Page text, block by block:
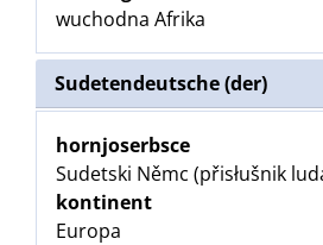
wuchodna Afrika
Sudetendeutsche (der)
hornjoserbsce
Sudetski Němc (přisłušnik
kontinent
Europa